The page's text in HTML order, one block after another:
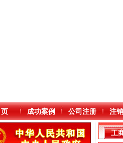
成功案例 公司注册 注
工